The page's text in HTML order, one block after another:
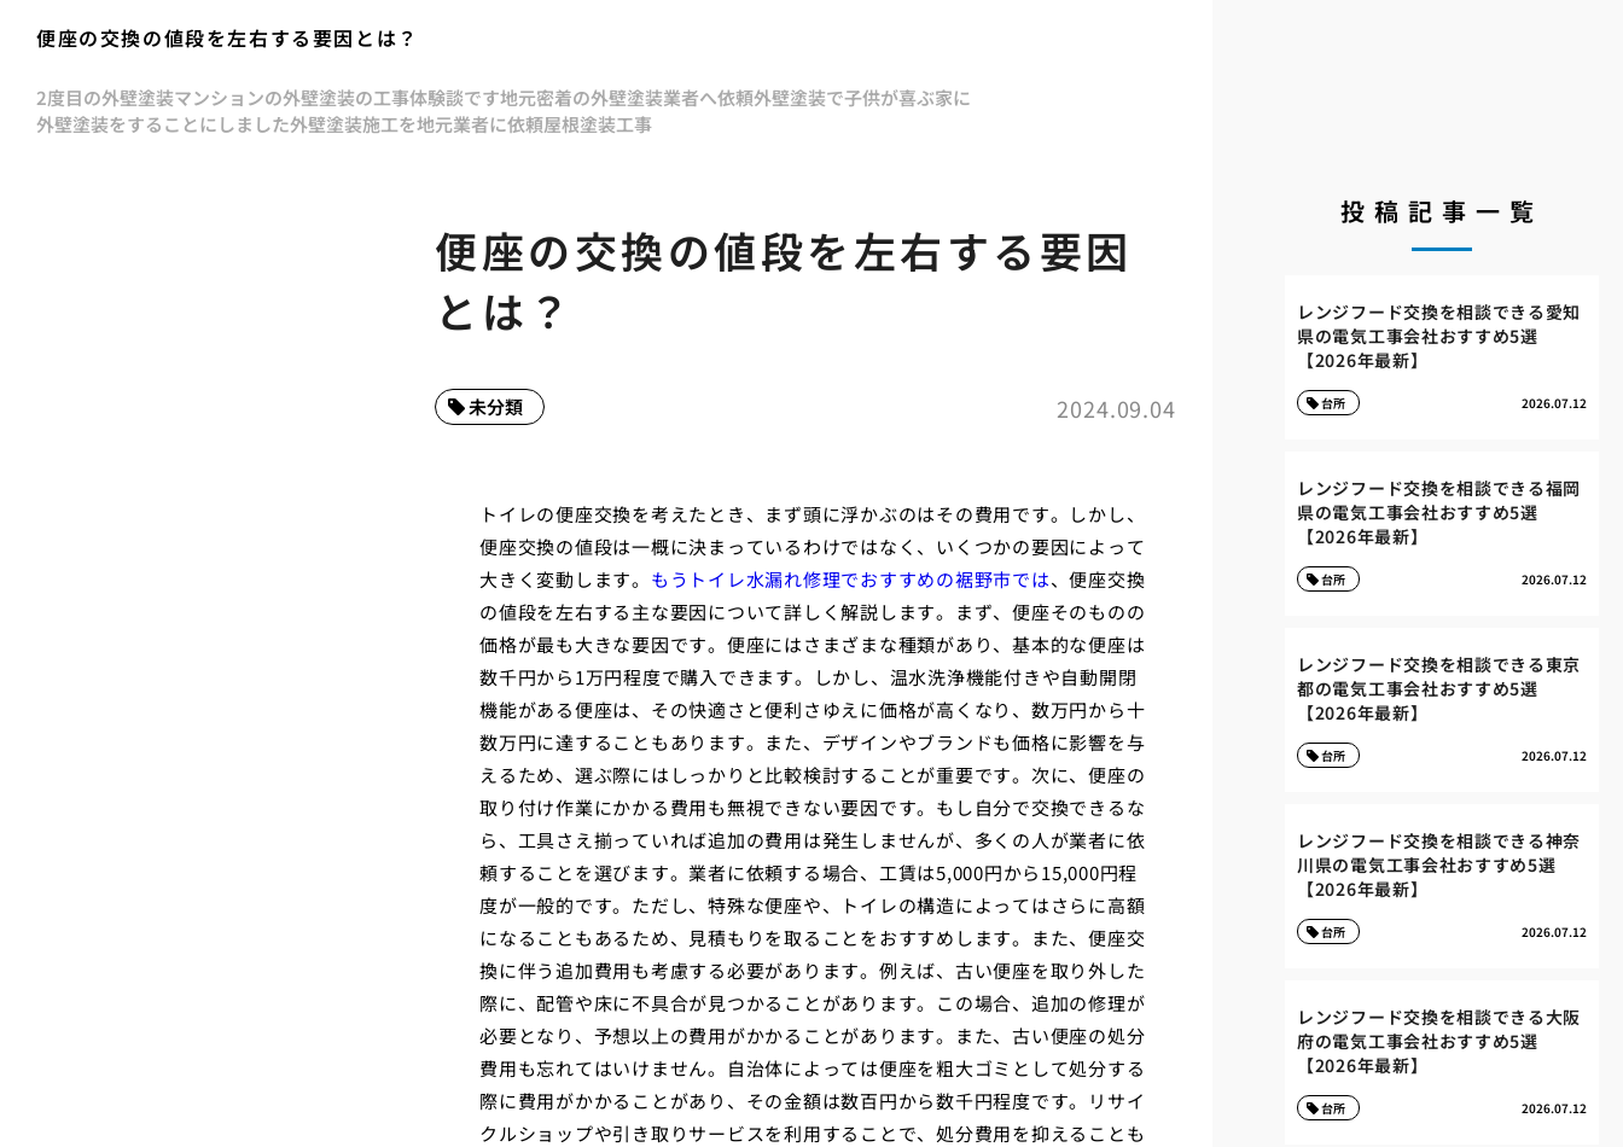
便座の交換の値段を左右する要因とは？
2度目の外壁塗装マンションの外壁塗装の工事体験談です地元密着の外壁塗装業者へ依頼外壁塗装で子供が喜ぶ家に
外壁塗装をすることにしました外壁塗装施工を地元業者に依頼屋根塗装工事
便座の交換の値段を左右する要因
とは？
2024.09.04
未分類
トイレの便座交換を考えたとき、まず頭に浮かぶのはその費用です。しかし、
便座交換の値段は一概に決まっているわけではなく、いくつかの要因によって
大きく変動します。 もうトイレ水漏れ修理でおすすめの裾野市では、便座交換
の値段を左右する主な要因について詳しく解説します。まず、便座そのものの
価格が最も大きな要因です。便座にはさまざまな種類があり、基本的な便座は
数千円から1万円程度で購入できます。しかし、温水洗浄機能付きや自動開閉
機能がある便座は、その快適さと便利さゆえに価格が高くなり、数万円から十
数万円に達することもあります。また、デザインやブランドも価格に影響を与
えるため、選ぶ際にはしっかりと比較検討することが重要です。次に、便座の
取り付け作業にかかる費用も無視できない要因です。もし自分で交換できるな
ら、工具さえ揃っていれば追加の費用は発生しませんが、多くの人が業者に依
頼することを選びます。業者に依頼する場合、工賃は5,000円から15,000円程
度が一般的です。ただし、特殊な便座や、トイレの構造によってはさらに高額
になることもあるため、見積もりを取ることをおすすめします。また、便座交
換に伴う追加費用も考慮する必要があります。例えば、古い便座を取り外した
際に、配管や床に不具合が見つかることがあります。この場合、追加の修理が
必要となり、予想以上の費用がかかることがあります。また、古い便座の処分
費用も忘れてはいけません。自治体によっては便座を粗大ゴミとして処分する
際に費用がかかることがあり、その金額は数百円から数千円程度です。リサイ
クルショップや引き取りサービスを利用することで、処分費用を抑えることも
投稿記事一覧
レンジフード交換を相談できる愛知
県の電気工事会社おすすめ5選
【2026年最新】
2026.07.12
台所
レンジフード交換を相談できる福岡
県の電気工事会社おすすめ5選
【2026年最新】
2026.07.12
台所
レンジフード交換を相談できる東京
都の電気工事会社おすすめ5選
【2026年最新】
2026.07.12
台所
レンジフード交換を相談できる神奈
川県の電気工事会社おすすめ5選
【2026年最新】
2026.07.12
台所
レンジフード交換を相談できる大阪
府の電気工事会社おすすめ5選
【2026年最新】
2026.07.12
台所